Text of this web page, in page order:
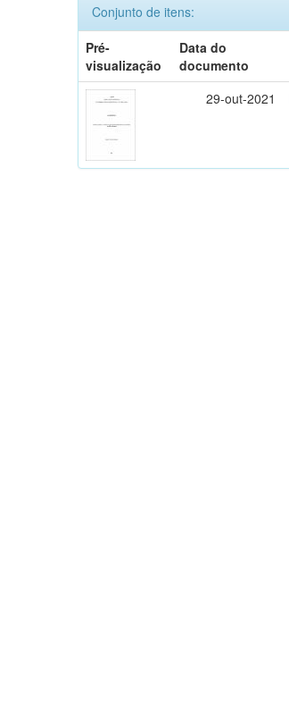
Conjunto de itens:
Pré-
visualização
Data do
documento
29-out-2021